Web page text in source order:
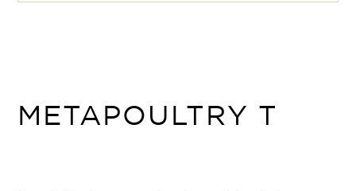
METAPOULTRY T